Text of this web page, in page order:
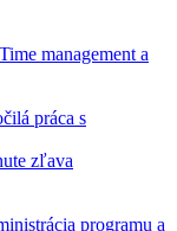
práca s